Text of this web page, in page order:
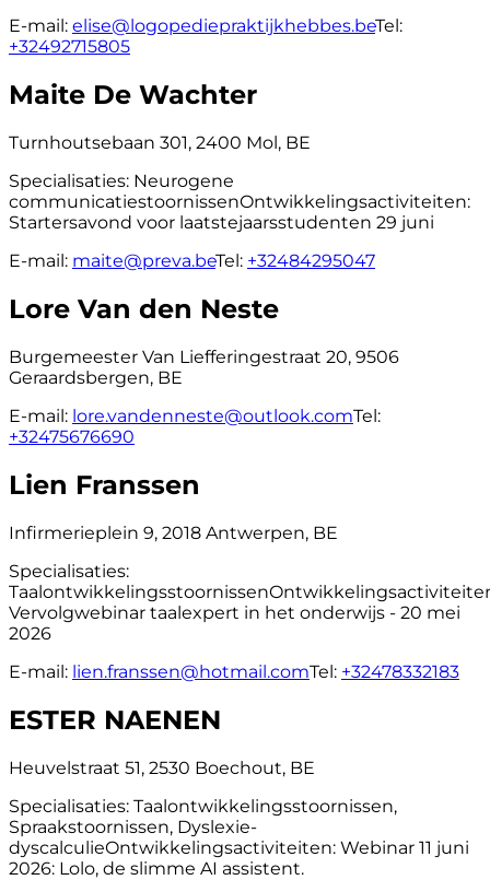
E-mail: elise@logopediepraktijkhebbes.beTel:
+32492715805
Maite De Wachter
Turnhoutsebaan 301, 2400 Mol, BE
Specialisaties: Neurogene
communicatiestoornissenOntwikkelingsactiviteiten:
Startersavond voor laatstejaarsstudenten 29 juni
E-mail: maite@preva.beTel: +32484295047
Lore Van den Neste
Burgemeester Van Liefferingestraat 20, 9506
Geraardsbergen, BE
E-mail: lore.vandenneste@outlook.comTel:
+32475676690
Lien Franssen
Infirmerieplein 9, 2018 Antwerpen, BE
Specialisaties:
Taalontwikkelingsstoornissen
Vervolgwebinar taalexpert in het onderwijs - 20 mei
2026
E-mail: lien.franssen@hotmail.comTel: +32478332183
ESTER NAENEN
Heuvelstraat 51, 2530 Boechout, BE
Specialisaties: Taalontwikkelingsstoornissen,
Spraakstoornissen, Dyslexie-
dyscalculieOntwikkelingsactiviteiten: Webinar 11 juni
2026: Lolo, de slimme AI assistent.